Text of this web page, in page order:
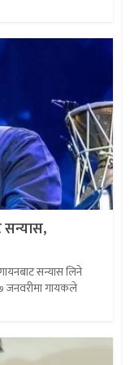
सन्यास,
सन्यास लिने
जनवरीमा गायकले